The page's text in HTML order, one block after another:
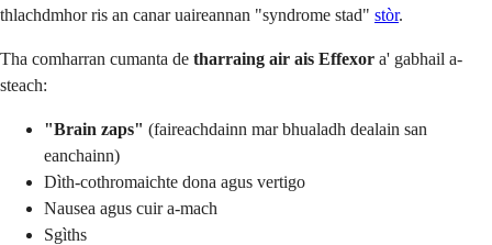
thlachdmhor ris an canar uaireannan "syndrome stad" stòr.
Tha comharran cumanta de tharraing air ais Effexor a' gabhail a-
steach:
"Brain zaps" (faireachdainn mar bhualadh dealain san
eanchainn)
Dìth-cothromaichte dona agus vertigo
Nausea agus cuir a-mach
Sgìths